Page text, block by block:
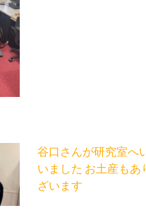
谷口さんが研究室へ
いました お土産もあ
ざいます